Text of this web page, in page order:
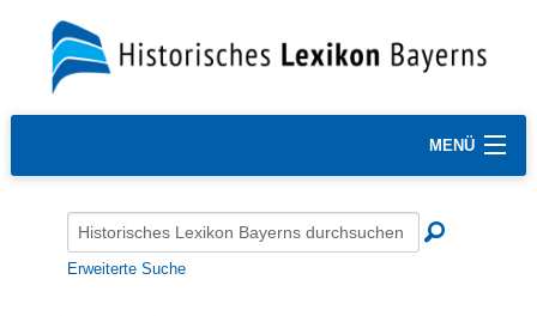
MENÜ
Erweiterte Suche